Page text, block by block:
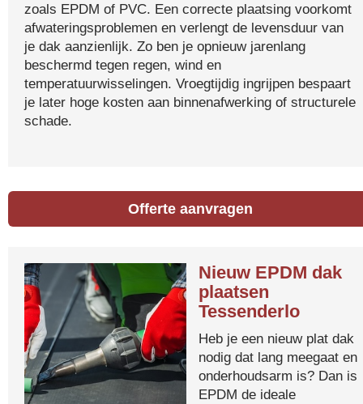
zoals EPDM of PVC. Een correcte plaatsing voorkomt
afwateringsproblemen en verlengt de levensduur van
je dak aanzienlijk. Zo ben je opnieuw jarenlang
beschermd tegen regen, wind en
temperatuurwisselingen. Vroegtijdig ingrijpen bespaart
je later hoge kosten aan binnenafwerking of structurele
schade.
Offerte aanvragen
Nieuw EPDM dak
plaatsen
Tessenderlo
Heb je een nieuw plat dak
nodig dat lang meegaat en
onderhoudsarm is? Dan is
EPDM de ideale